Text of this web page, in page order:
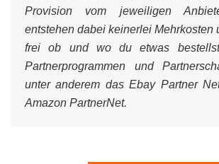
Provision vom jeweiligen
entstehen dabei keinerlei Mehrkosten
frei ob und wo du etwas
Partnerprogrammen und
unter anderem das Ebay Partner
Amazon PartnerNet.